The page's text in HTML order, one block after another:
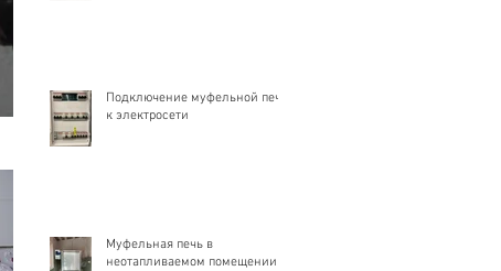
Подключение муфельной печи
к электросети
Муфельная печь в
неотапливаемом помещении